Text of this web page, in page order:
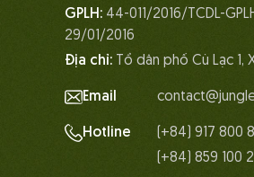
GPLH: 44-011/2016/TCDL-
29/01/2016
Địa chỉ:
Tổ dân phố Cù Lạc 1,
Email
Hotline
(+84) 917 800
(+84) 859 100